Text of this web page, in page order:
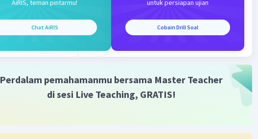
Jadi, reaksi (1) dan reaksi (2) berturut-turut merupakan reaksi
AiRIS, teman pintarmu!
Chat AiRIS
untuk persiapan ujian
Cobain Drill Soal
Perdalam pemahamanmu bersama Master Teacher
di sesi Live Teaching, GRATIS!